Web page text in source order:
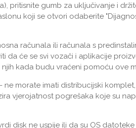
pritisnite gumb za uključivanje i
koji se otvori odaberite
računala ili računala s
da će se svi vozači i aplikacije
kada budu vraćeni pomoću ove
morate imati distribucijski
vjerojatnost pogrešaka koje su
disk ne uspije ili da su OS